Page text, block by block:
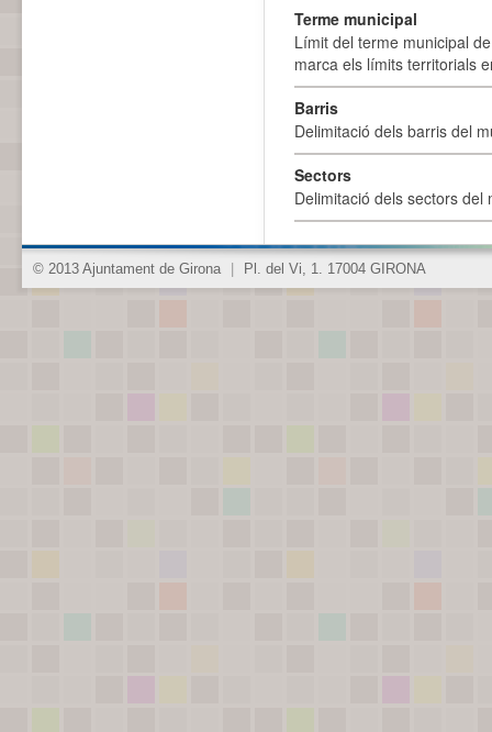
Terme municipal
Límit del terme municipal
marca els límits territorials
Barris
Delimitació dels barris del
Sectors
Delimitació dels sectors del
© 2013 Ajuntament de Girona Pl. del Vi, 1. 17004 GIRONA